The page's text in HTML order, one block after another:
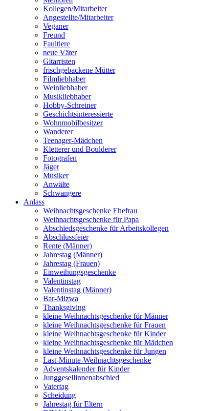
Kollegen/Mitarbeiter
Angestellte/Mitarbeiter
Veganer
Freund
Faultiere
neue Väter
Gitarristen
frischgebackene Mütter
Filmliebhaber
Weinliebhaber
Musikliebhaber
Hobby-Schreiner
Geschichtsinteressierte
Wohnmobilbesitzer
Wanderer
Teenager-Mädchen
Kletterer und Boulderer
Fotografen
Jäger
Musiker
Anwälte
Schwangere
Anlass
Weihnachtsgeschenke Ehefrau
Weihnachtsgeschenke für Papa
Abschiedsgeschenke für Arbeitskollegen
Abschlussfeier
Rente (Männer)
Jahrestag (Männer)
Jahrestag (Frauen)
Einweihungsgeschenke
Valentinstag
Valentinstag (Männer)
Bar-Mizwa
Thanksgiving
kleine Weihnachtsgeschenke für Männer
kleine Weihnachtsgeschenke für Frauen
kleine Weihnachtsgeschenke für Kinder
kleine Weihnachtsgeschenke für Mädchen
kleine Weihnachtsgeschenke für Jungen
Last-Minute-Weihnachtsgeschenke
Adventskalender für Kinder
Junggesellinnenabschied
Vatertag
Scheidung
Jahrestag für Eltern